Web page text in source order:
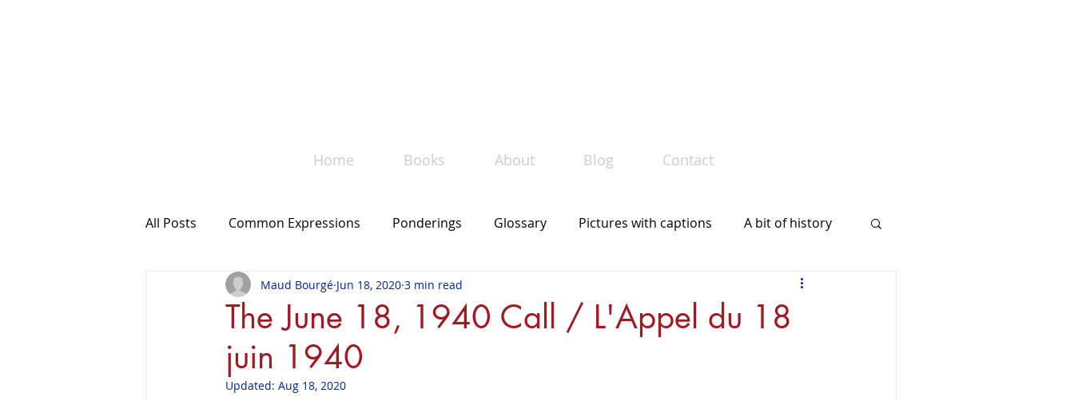
Home Books About Blog Contact
All Posts Common Expressions Ponderings Glossary Pictures with captions A bit of history
Something to remember The mot du jour
The June 18, 1940 Call / L'Appel du 18
juin 1940
Maud Bourgé Jun 18, 2020 3 min read
Updated: Aug 18, 2020